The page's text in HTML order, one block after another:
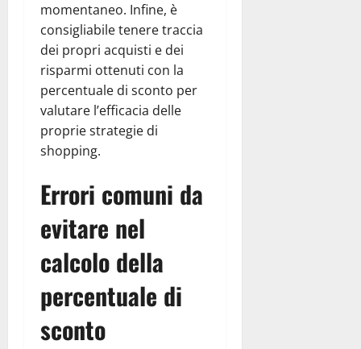
momentaneo. Infine, è
consigliabile tenere traccia
dei propri acquisti e dei
risparmi ottenuti con la
percentuale di sconto per
valutare l’efficacia delle
proprie strategie di
shopping.
Errori comuni da
evitare nel
calcolo della
percentuale di
sconto